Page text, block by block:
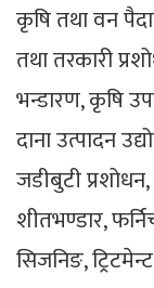
कृषि तथा वन
तथा तरकारी
भन्डारण, कृषि
दाना उत्पादन
जडीबुटी
शीतभण्डार,
सिजनिङ,